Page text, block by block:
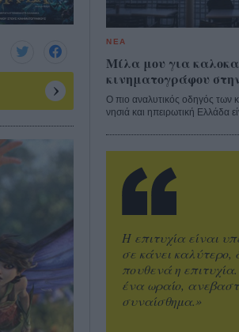
ΝΕΑ
Μίλα μου για
κινηματογράφου
Ο πιο αναλυτικός οδηγός των
νησιά και ηπειρωτική Ελλάδα
Η επιτυχία είναι
σε κάνει καλύτερο,
πουθενά η
ένα ωραίο,
συναίσθημα.»